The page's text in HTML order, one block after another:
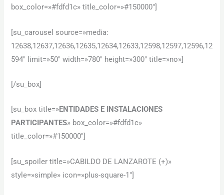
box_color=»#fdfd1c» title_color=»#150000″]
[su_carousel source=»media:
12638,12637,12636,12635,12634,12633,12598,12597,12596,12
594″ limit=»50″ width=»780″ height=»300″ title=»no»]
[/su_box]
[su_box title=»ENTIDADES E INSTALACIONES
PARTICIPANTES» box_color=»#fdfd1c»
title_color=»#150000″]
[su_spoiler title=»CABILDO DE LANZAROTE (+)»
style=»simple» icon=»plus-square-1″]